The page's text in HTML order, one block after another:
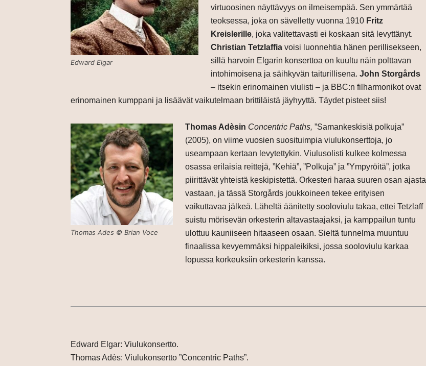
Edward Elgar
virtuoosinen näyttävyys on ilmeisempää. Sen ymmärtää
teoksessa, joka on sävelletty vuonna 1910 Fritz
Kreislerille, joka valitettavasti ei koskaan sitä levyttänyt.
Christian Tetzlaffia voisi luonnehtia hänen perillisekseen,
sillä harvoin Elgarin konserttoa on kuultu näin polttavan
intohimoisena ja säihkyvän taiturillisena. John Storgårds
– itsekin erinomainen viulisti – ja BBC:n filharmonikot ovat
erinomainen kumppani ja lisäävät vaikutelmaan brittiläistä jäyhyyttä. Täydet pisteet siis!
Thomas Ades © Brian Voce
Thomas Adèsin Concentric Paths, ”Samankeskisiä polkuja”
(2005), on viime vuosien suosituimpia viulukonserttoja, jo
useampaan kertaan levytettykin. Viulusolisti kulkee kolmessa
osassa erilaisia reittejä, ”Kehiä”, ”Polkuja” ja ”Ympyröitä”, jotka
piirittävät yhteistä keskipistettä. Orkesteri haraa suuren osan ajasta
vastaan, ja tässä Storgårds joukkoineen tekee erityisen
vaikuttavaa jälkeä. Läheltä äänitetty sooloviulu takaa, ettei Tetzlaff
suistu mörisevän orkesterin altavastaajaksi, ja kamppailun tuntu
ulottuu kauniiseen hitaaseen osaan. Sieltä tunnelma muuntuu
finaalissa kevyemmäksi hippaleikiksi, jossa sooloviulu karkaa
lopussa korkeuksiin orkesterin kanssa.
Edward Elgar: Viulukonsertto.
Thomas Adès: Viulukonsertto ”Concentric Paths”.